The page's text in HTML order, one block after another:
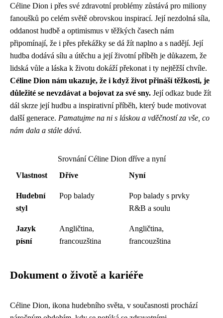
Céline Dion i přes své zdravotní problémy zůstává pro miliony
fanoušků po celém světě obrovskou inspirací. Její nezdolná síla,
oddanost hudbě a optimismus v těžkých časech nám
připomínají, že i přes překážky se dá žít naplno a s nadějí. Její
hudba dodává sílu a útěchu a její životní příběh je důkazem, že
lidská vůle a láska k životu dokáží překonat i ty nejtěžší chvíle.
Céline Dion nám ukazuje, že i když život přináší těžkosti, je
důležité se nevzdávat a bojovat za své sny. Její odkaz bude žít
dál skrze její hudbu a inspirativní příběh, který bude motivovat
další generace. Pamatujme na ni s láskou a vděčností za vše, co
nám dala a stále dává.
Srovnání Céline Dion dříve a nyní
Vlastnost
Dříve Nyní
Hudební
styl
Pop balady
Pop balady s prvky
R&B a soulu
Jazyk
písní
Angličtina,
francouzština
Angličtina,
francouzština
Dokument o životě a kariéře
Céline Dion, ikona hudebního světa, v současnosti prochází